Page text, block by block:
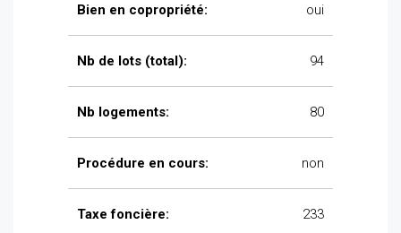
Bien en copropriété: oui
Nb de lots (total): 94
Nb logements: 80
Procédure en cours: non
Taxe foncière: 233